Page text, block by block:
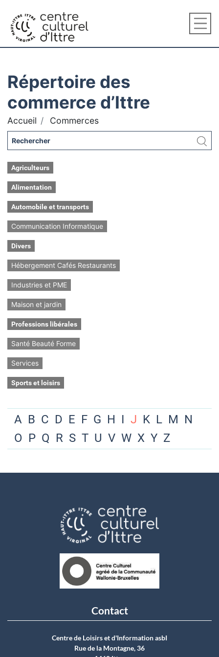
Répertoire des
commerce d’Ittre
Accueil Commerces
Agriculteurs
Alimentation
Automobile et transports
Communication Informatique
Divers
Hébergement Cafés Restaurants
Industries et PME
Maison et jardin
Professions libérales
Santé Beauté Forme
Services
Sports et loisirs
A B C D E F G H I J K L M N
O P Q R S T U V W X Y Z
Contact
Centre de Loisirs et d'Information asbI
Rue de la Montagne, 36